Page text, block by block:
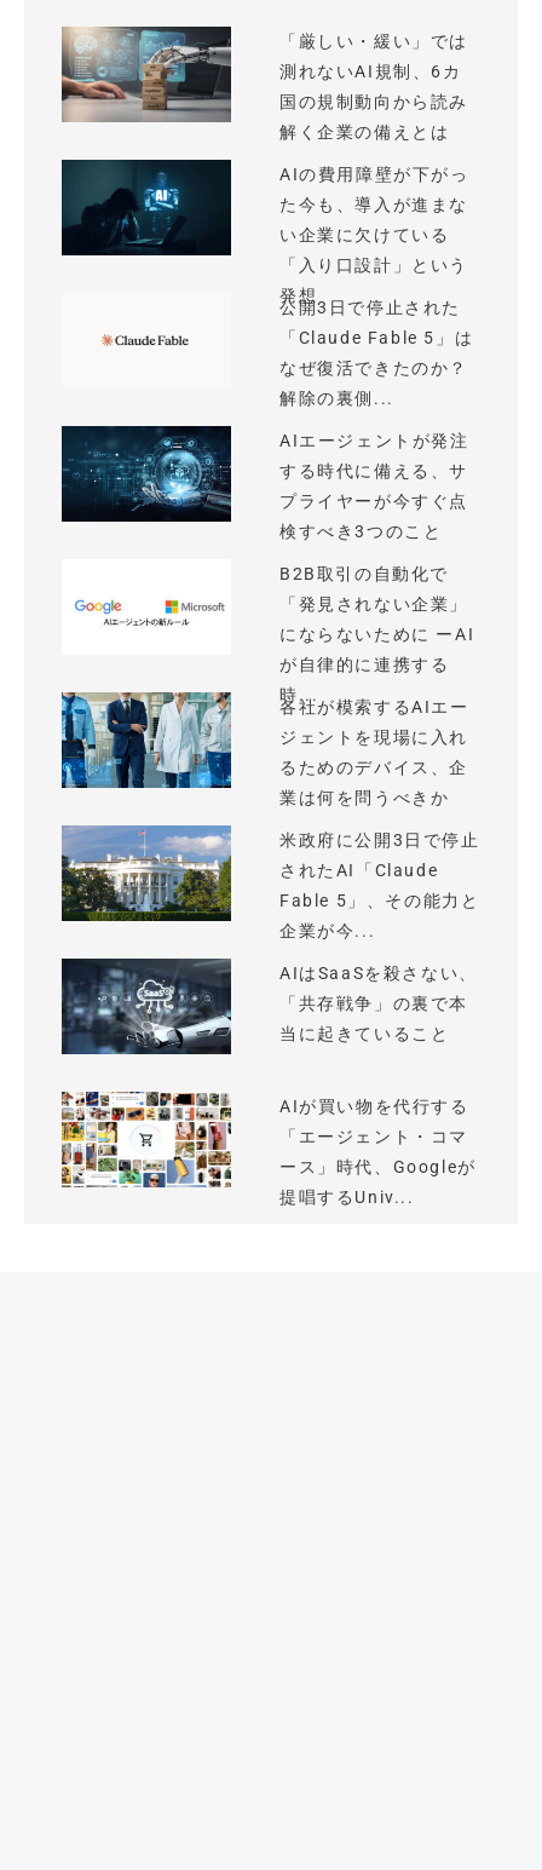
「厳しい・緩い」では
測れないAI規制、6カ
国の規制動向から読み
解く企業の備えとは
AIの費用障壁が下がっ
た今も、導入が進まな
い企業に欠けている
「入り口設計」という
発想
公開3日で停止された
「Claude Fable 5」は
なぜ復活できたのか？
解除の裏側...
AIエージェントが発注
する時代に備える、サ
プライヤーが今すぐ点
検すべき3つのこと
B2B取引の自動化で
「発見されない企業」
にならないために ーAI
が自律的に連携する
時...
各社が模索するAIエー
ジェントを現場に入れ
るためのデバイス、企
業は何を問うべきか
米政府に公開3日で停止
されたAI「Claude
Fable 5」、その能力と
企業が今...
AIはSaaSを殺さない、
「共存戦争」の裏で本
当に起きていること
AIが買い物を代行する
「エージェント・コマ
ース」時代、Googleが
提唱するUniv...